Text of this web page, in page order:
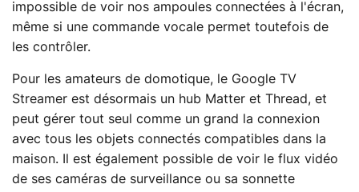
impossible de voir nos ampoules connectées à l'écran,
même si une commande vocale permet toutefois de
les contrôler.
Pour les amateurs de domotique, le Google TV
Streamer est désormais un hub Matter et Thread, et
peut gérer tout seul comme un grand la connexion
avec tous les objets connectés compatibles dans la
maison. Il est également possible de voir le flux vidéo
de ses caméras de surveillance ou sa sonnette